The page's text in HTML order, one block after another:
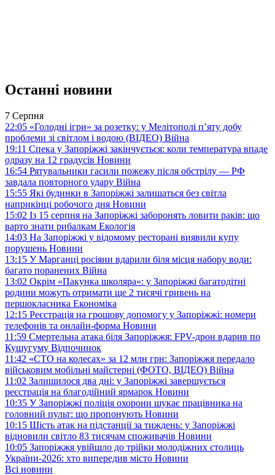
Останні новини
7 Серпня
22:05 «Голодні ігри» за розетку: у Мелітополі п’яту добу
проблеми зі світлом і водою (ВІДЕО) Війна
19:11 Спека у Запоріжжі закінчується: коли температура впаде
одразу на 12 градусів Новини
16:54 Рятувальники гасили пожежу після обстрілу — РФ
завдала повторного удару Війна
15:55 Які будинки в Запоріжжі залишаться без світла
наприкінці робочого дня Новини
15:02 Із 15 серпня на Запоріжжі заборонять ловити раків: що
варто знати рибалкам Екологія
14:03 На Запоріжжі у відомому ресторані виявили купу
порушень Новини
13:15 У Марганці росіяни вдарили біля місця набору води:
багато поранених Війна
13:02 Окрім «Пакунка школяра»: у Запоріжжі багатодітні
родини можуть отримати ще 2 тисячі гривень на
першокласника Економіка
12:15 Реєстрація на грошову допомогу у Запоріжжі: номери
телефонів та онлайн-форма Новини
11:59 Смертельна атака біля Запоріжжя: FPV-дрон вдарив по
Кушугуму Відпочинок
11:42 «СТО на колесах» за 12 млн грн: Запоріжжя передало
військовим мобільні майстерні (ФОТО, ВІДЕО) Війна
11:02 Залишилося два дні: у Запоріжжі завершується
реєстрація на благодійний ярмарок Новини
10:35 У Запоріжжі поліція охорони шукає працівника на
головний пульт: що пропонують Новини
10:15 Шість атак на підстанції за тиждень: у Запоріжжі
відновили світло 83 тисячам споживачів Новини
10:05 Запоріжжя увійшло до трійки молодіжних столиць
України-2026: хто випередив місто Новини
Всі новини